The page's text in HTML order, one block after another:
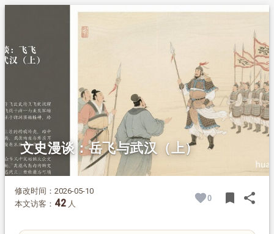
2.2.
武汉现存的岳飞主要遗迹
岳飞亭（岳武穆遗像亭）
2.3.2.岳飞铜像与浮雕
文史漫谈：岳飞与武汉（上）
修改时间：2026-05-10
本文访客： 42 人
0 bookmark share